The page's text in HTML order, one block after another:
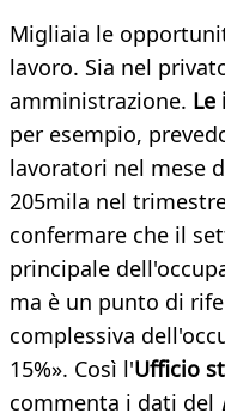
Migliaia le
lavoro. Sia nel
amministrazione. Le
per esempio,
lavoratori nel mese
205mila nel
confermare che il
principale
ma è un punto di
complessiva
15%». Così l'Ufficio
commenta i dati del